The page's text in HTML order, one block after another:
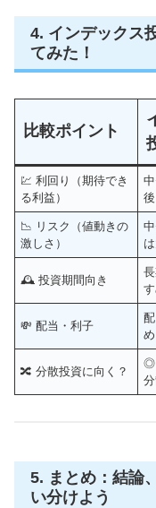
4. インデックス
てみた！
比較ポイント
💹 利回り（期待でき
る利益）
後
📉 リスク（値動きの
激しさ）
🕰 投資期間向き
す
💸 配当・利子
め
🔀 分散投資に向く？
◎
分
5. まとめ：結論
い分けよう